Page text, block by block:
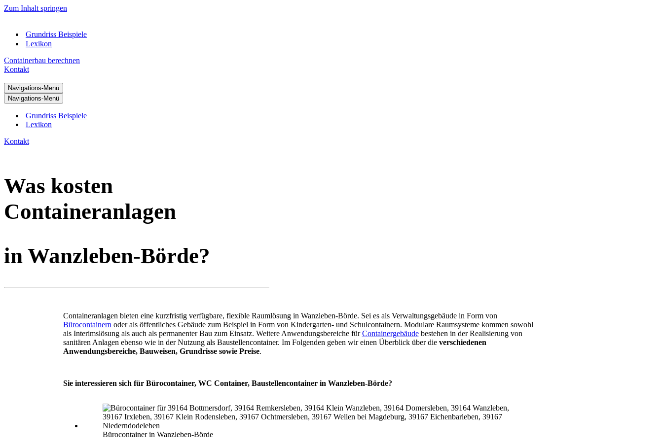
Zum Inhalt springen
Grundriss Beispiele
Lexikon
Containerbau berechnen
Kontakt
Navigations-Menü
Navigations-Menü
Grundriss Beispiele
Lexikon
Kontakt
Was kosten
Containeranlagen
in Wanzleben-Börde?
Containeranlagen bieten eine kurzfristig verfügbare, flexible Raumlösung in Wanzleben-Börde. Sei es als Verwaltungsgebäude in Form von
Bürocontainern oder als öffentliches Gebäude zum Beispiel in Form von Kindergarten- und Schulcontainern. Modulare Raumsysteme kommen sowohl
als Interimslösung als auch als permanenter Bau zum Einsatz. Weitere Anwendungsbereiche fürContainergebäudebestehen in der Realisierung von
sanitären Anlagen ebenso wie in der Nutzung als Baustellencontainer. Im Folgenden geben wir einen Überblick über die verschiedenen
Anwendungsbereiche, Bauweisen, Grundrisse sowie Preise.
Sie interessieren sich für Bürocontainer, WC Container, Baustellencontainer in Wanzleben-Börde?
Bürocontainer in Wanzleben-Börde